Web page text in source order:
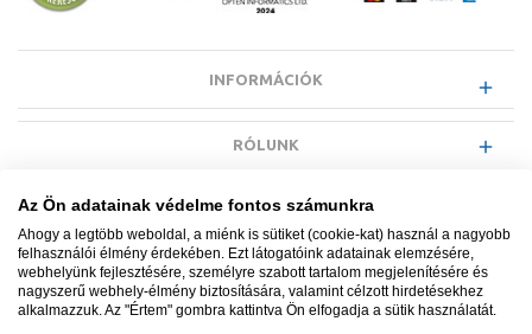
INFORMÁCIÓK
RÓLUNK
EGYÉB INFORMÁCIÓK
VÁSÁRLÓI INFORMÁCIÓK
Az Ön adatainak védelme fontos számunkra
Ahogy a legtöbb weboldal, a miénk is sütiket (cookie-kat) használ a nagyobb
felhasználói élmény érdekében. Ezt látogatóink adatainak elemzésére,
webhelyünk fejlesztésére, személyre szabott tartalom megjelenítésére és
nagyszerű webhely-élmény biztosítására, valamint célzott hirdetésekhez
alkalmazzuk. Az "Értem" gombra kattintva Ön elfogadja a sütik használatát.